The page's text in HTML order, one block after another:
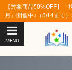
【対象商品50%OFF】
月」開催中♪（8/14まで）
MENU